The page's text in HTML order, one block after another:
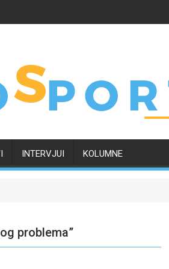
INTERVJUI KOLUMNE
kvote
pobjedom savladao Kaunu Žalgiris
problema”